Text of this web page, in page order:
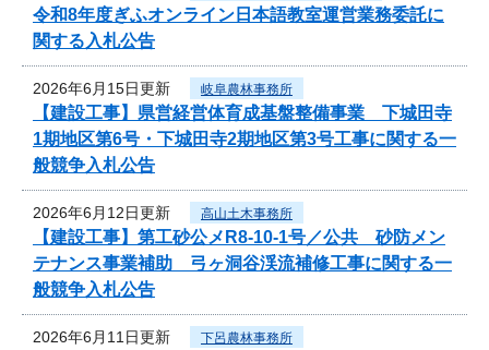
令和8年度ぎふオンライン日本語教室運営業務委託に
関する入札公告
2026年6月15日更新 岐阜農林事務所
【建設工事】県営経営体育成基盤整備事業 下城田寺
1期地区第6号・下城田寺2期地区第3号工事に関する一
般競争入札公告
2026年6月12日更新 高山土木事務所
【建設工事】第工砂公メR8-10-1号／公共 砂防メン
テナンス事業補助 弓ヶ洞谷渓流補修工事に関する一
般競争入札公告
2026年6月11日更新 下呂農林事務所